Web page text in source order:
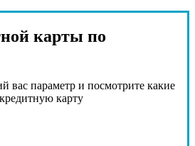
карты по
вас параметр и посмотрите какие
карту